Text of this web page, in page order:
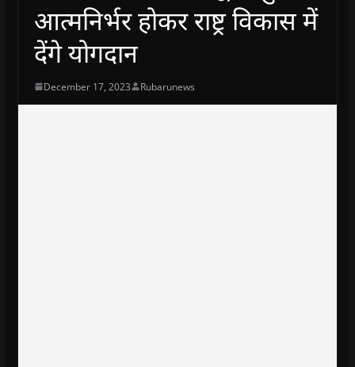
आत्मनिर्भर होकर राष्ट्र विकास में
देंगे योगदान
December 17, 2023 Rubarunews